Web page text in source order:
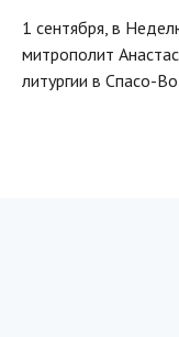
1 сентября, в
митрополит
литургии в Спасо-